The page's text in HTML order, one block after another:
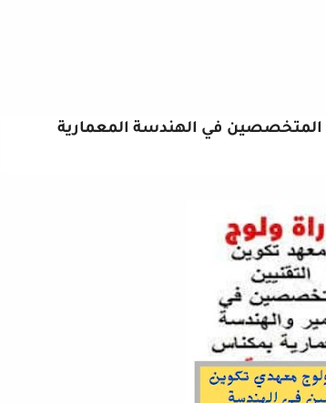
المتخصصين في الهندسة المعمارية